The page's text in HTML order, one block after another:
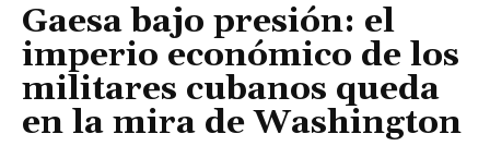
Gaesa bajo presión: el
imperio económico de los
militares cubanos queda
en la mira de Washington